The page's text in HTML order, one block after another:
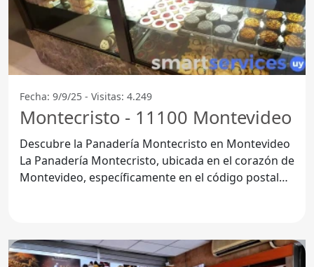
Fecha: 9/9/25 - Visitas: 4.249
Montecristo - 11100 Montevideo
Descubre la Panadería Montecristo en Montevideo
La Panadería Montecristo, ubicada en el corazón de
Montevideo, específicamente en el código postal